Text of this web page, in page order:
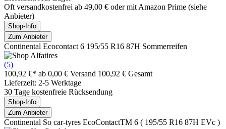
Oft versandkostenfrei ab 49,00 € oder mit Amazon Prime (siehe
Anbieter)
Shop-Info
Zum Anbieter
Continental Ecocontact 6 195/55 R16 87H Sommerreifen
(5)
100,92 €* ab 0,00 € Versand 100,92 € Gesamt
Lieferzeit: 2-5 Werktage
30 Tage kostenfreie Rücksendung
Shop-Info
Zum Anbieter
Continental So car-tyres EcoContactTM 6 ( 195/55 R16 87H EVc )